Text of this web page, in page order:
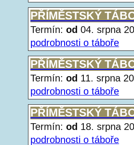
PŘÍMĚSTSKÝ
Termín: od 04. srpna
podrobnosti o táboře
PŘÍMĚSTSKÝ
Termín: od 11. srpna
podrobnosti o táboře
PŘÍMĚSTSKÝ
Termín: od 18. srpna
podrobnosti o táboře